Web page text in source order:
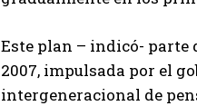
Este plan – indicó- parte
2007, impulsada por el
intergeneracional de